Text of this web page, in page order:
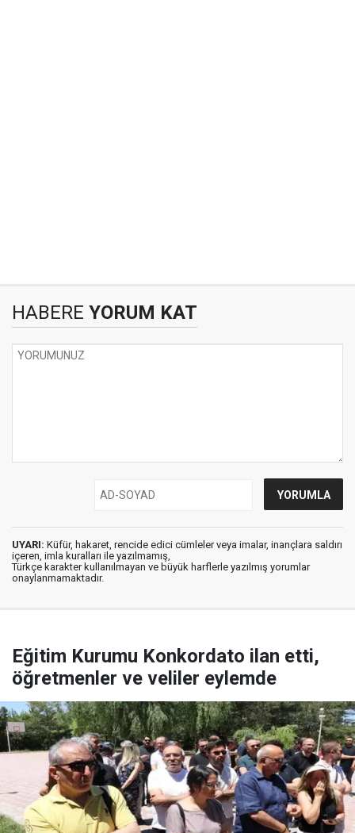
HABERE YORUM KAT
UYARI: Küfür, hakaret, rencide edici cümleler veya imalar, inançlara saldırı
içeren, imla kuralları ile yazılmamış,
Türkçe karakter kullanılmayan ve büyük harflerle yazılmış yorumlar
onaylanmamaktadır.
Eğitim Kurumu Konkordato ilan etti,
öğretmenler ve veliler eylemde